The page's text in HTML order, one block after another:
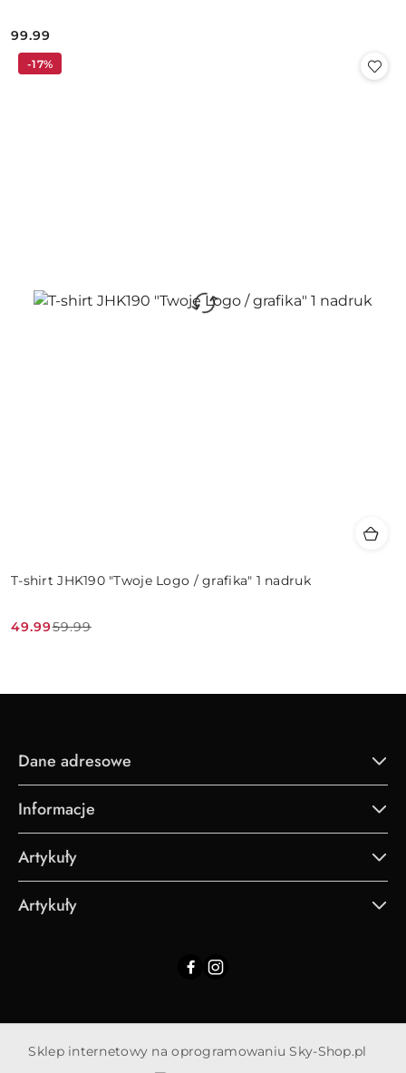
Cena:
99.99
T-shirt JHK190 "Twoje Logo / grafika" 1 nadruk
Cena
49.99
Cena
59.99
-17%
Dane adresowe
Informacje
Artykuły
Artykuły
Sklep internetowy na oprogramowaniu Sky-Shop.pl